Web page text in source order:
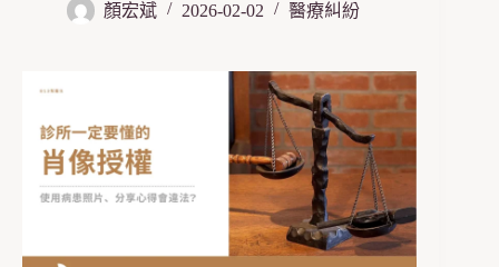
顏宏斌 2026-02-02 醫療糾紛